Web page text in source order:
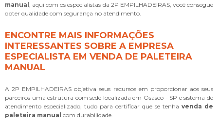
manual , aqui com os especialistas da 2P EMPILHADEIRAS, você consegue
obter qualidade com segurança no atendimento.
ENCONTRE MAIS INFORMAÇÕES
INTERESSANTES SOBRE A EMPRESA
ESPECIALISTA EM VENDA DE PALETEIRA
MANUAL
A 2P EMPILHADEIRAS objetiva seus recursos em proporcionar aos seus
parceiros uma estrutura com sede localizada em Osasco - SP e sistema de
atendimento especializado, tudo para certificar que se tenha venda de
paleteira manual com durabilidade.